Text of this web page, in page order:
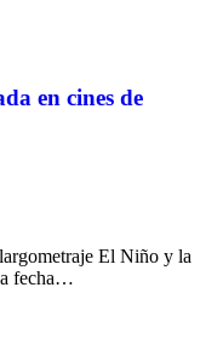
en cines de
El Niño y la
fecha…